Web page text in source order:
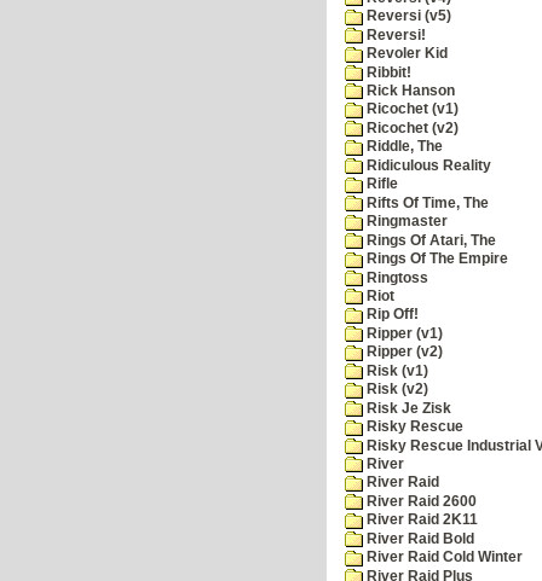
Reversi (v5)
Reversi!
Revoler Kid
Ribbit!
Rick Hanson
Ricochet (v1)
Ricochet (v2)
Riddle, The
Ridiculous Reality
Rifle
Rifts Of Time, The
Ringmaster
Rings Of Atari, The
Rings Of The Empire
Ringtoss
Riot
Rip Off!
Ripper (v1)
Ripper (v2)
Risk (v1)
Risk (v2)
Risk Je Zisk
Risky Rescue
Risky Rescue Industrial
River
River Raid
River Raid 2600
River Raid 2K11
River Raid Bold
River Raid Cold Winter
River Raid Plus